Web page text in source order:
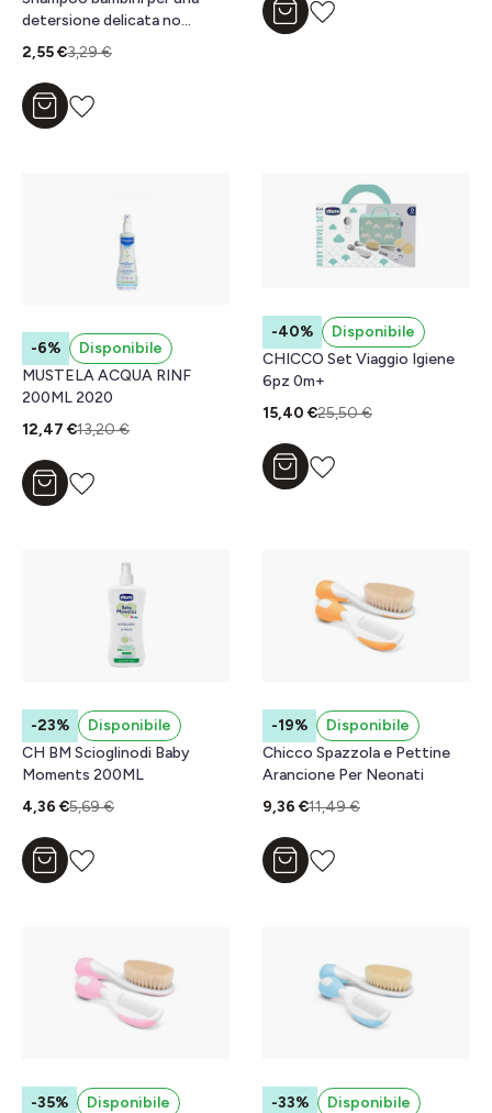
detersione delicata no
lacrime
2,55 €3,29 €
Aggiungi al carrello
Aggiungi al carrello
-6%
Disponibile
MUSTELA ACQUA RINF
200ML 2020
12,47 €13,20 €
Aggiungi al carrello
-40%
Disponibile
CHICCO Set Viaggio Igiene
6pz 0m+
15,40 €25,50 €
Aggiungi al carrello
-23%
Disponibile
CH BM Scioglinodi Baby
Moments 200ML
4,36 €5,69 €
Aggiungi al carrello
-19%
Disponibile
Chicco Spazzola e Pettine
Arancione Per Neonati
9,36 €11,49 €
Aggiungi al carrello
-35%
Disponibile
-33%
Disponibile